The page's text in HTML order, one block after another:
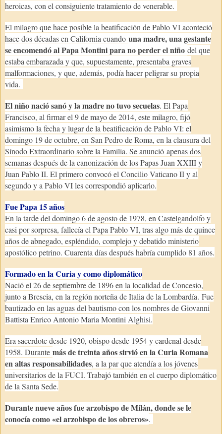
heroicas, con el consiguiente tratamiento de venerable.
El milagro que hace posible la beatificación de Pablo VI aconteció
hace dos décadas en California cuando una madre, una gestante
se encomendó al Papa Montini para no perder el niño del que
estaba embarazada y que, supuestamente, presentaba graves
malformaciones, y que, además, podía hacer peligrar su propia
vida.
El niño nació sanó y la madre no tuvo secuelas. El Papa
Francisco, al firmar el 9 de mayo de 2014, este milagro, fijó
asimismo la fecha y lugar de la beatificación de Pablo VI: el
domingo 19 de octubre, en San Pedro de Roma, en la clausura del
Sínodo Extraordinario sobre la Familia. Se anunció apenas dos
semanas después de la canonización de los Papas Juan XXIII y
Juan Pablo II. El primero convocó el Concilio Vaticano II y al
segundo y a Pablo VI les correspondió aplicarlo.
Fue Papa 15 años
En la tarde del domingo 6 de agosto de 1978, en Castelgandolfo y
casi por sorpresa, fallecía el Papa Pablo VI, tras algo más de quince
años de abnegado, espléndido, complejo y debatido ministerio
apostólico petrino. Cuarenta días después habría cumplido 81 años.
Formado en la Curia y como diplomático
Nació el 26 de septiembre de 1896 en la localidad de Concesio,
junto a Brescia, en la región norteña de Italia de la Lombardía. Fue
bautizado en las aguas del bautismo con los nombres de Giovanni
Battista Enrico Antonio Maria Montini Alghisi.
Era sacerdote desde 1920, obispo desde 1954 y cardenal desde
1958. Durante más de treinta años sirvió en la Curia Romana
en altas responsabilidades, a la par que atendía a los jóvenes
universitarios de la FUCI. Trabajó también en el cuerpo diplomático
de la Santa Sede.
Durante nueve años fue arzobispo de Milán, donde se le
conocía como «el arzobispo de los obreros».